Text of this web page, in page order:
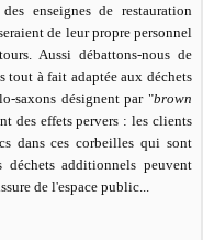
enseignes de restauration
de leur propre personnel
Aussi débattons-nous de
à fait adaptée aux déchets
saxons désignent par "brown
des effets pervers : les clients
dans ces corbeilles qui sont
additionnels peuvent
de l'espace public...